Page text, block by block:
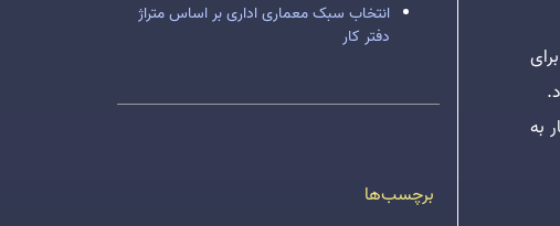
به
انتخاب سبک معماری اداری بر اساس متراژ
دفتر کار
برچسب‌ها